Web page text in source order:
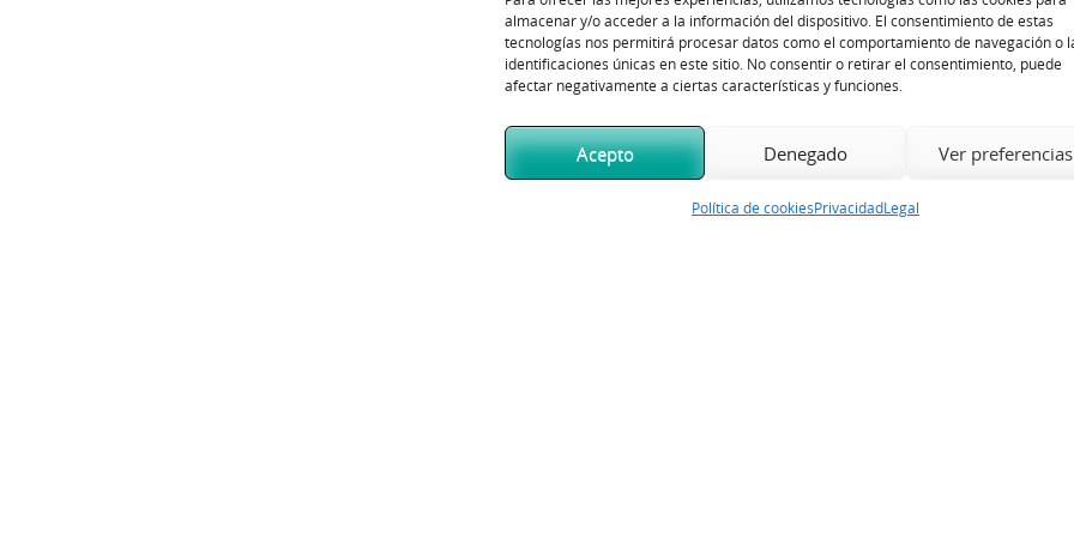
almacenar y/o acceder a la información del dispositivo. El consentimiento de estas
tecnologías nos permitirá procesar datos como el comportamiento de navegación o
identificaciones únicas en este sitio. No consentir o retirar el consentimiento, puede
afectar negativamente a ciertas características y funciones.
Acepto Denegado Ver preferencias
Política de cookiesPrivacidadLegal
Covadonga Plaza - Sábado 08 de Agosto del 2026